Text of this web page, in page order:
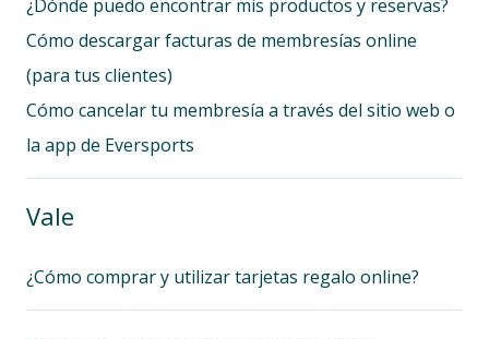
¿Dónde puedo encontrar mis productos y reservas?
Cómo descargar facturas de membresías online
(para tus clientes)
Cómo cancelar tu membresía a través del sitio web o
la app de Eversports
Vale
¿Cómo comprar y utilizar tarjetas regalo online?